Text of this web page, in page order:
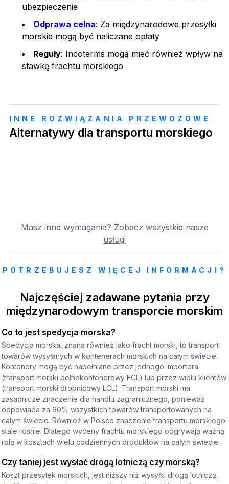
ubezpieczenie
Odprawa celna: Za międzynarodowe przesyłki
morskie mogą być naliczane opłaty
Reguły: Incoterms mogą mieć również wpływ na
stawkę frachtu morskiego
INNE ROZWIĄZANIA PRZEWOZOWE
Alternatywy dla transportu morskiego
Masz inne wymagania? Zobacz wszystkie nasze
usługi
POTRZEBUJESZ WIĘCEJ INFORMACJI?
Najczęściej zadawane pytania przy
międzynarodowym transporcie morskim
Co to jest spedycja morska?
Spedycja morska, znana również jako fracht morski, to transport
towarów wysyłanych w kontenerach morskich na całym świecie.
Kontenery mogą być napełniane przez jednego importera
(transport morski pełnokontenerowy FCL) lub przez wielu klientów
(transport morski drobnicowy LCL). Transport morski ma
zasadnicze znaczenie dla handlu zagranicznego, ponieważ
odpowiada za 90% wszystkich towarów transportowanych na
całym świecie. Również w Polsce znaczenie transportu morskiego
stale rośnie. Dlatego wyceny frachtu morskiego odgrywają ważną
rolę w kosztach wielu codziennych produktów na całym świecie.
Czy taniej jest wysłać drogą lotniczą czy morską?
Koszt przesyłek morskich, jest niższy niż wysyłki drogą lotniczą.